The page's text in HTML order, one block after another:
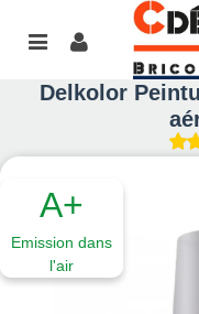
Delkolor
A+
Emission dans
l'air